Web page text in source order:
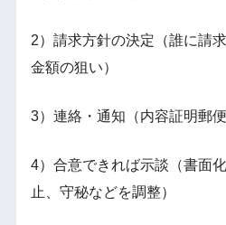
2）請求方針の決定（誰に請
金額の狙い）
3）連絡・通知（内容証明郵
4）合意できれば示談（書面
止、守秘などを調整）